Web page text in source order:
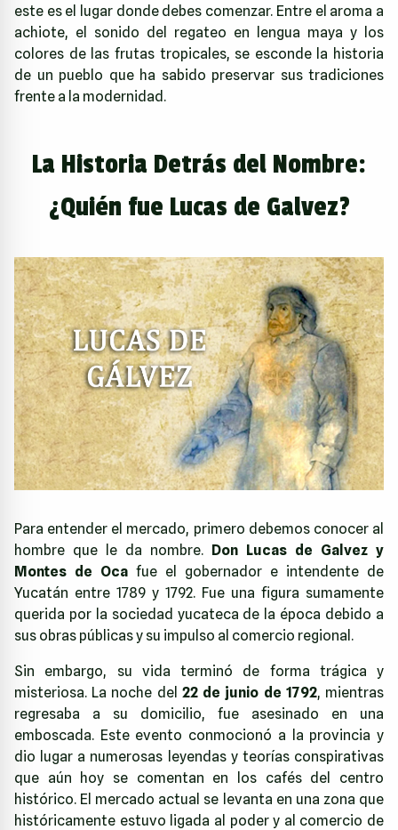
este es el lugar donde debes comenzar. Entre el aroma a
achiote, el sonido del regateo en lengua maya y los
colores de las frutas tropicales, se esconde la historia
de un pueblo que ha sabido preservar sus tradiciones
frente a la modernidad.
La Historia Detrás del Nombre:
¿Quién fue Lucas de Galvez?
Para entender el mercado, primero debemos conocer al
hombre que le da nombre. Don Lucas de Galvez y
Montes de Oca fue el gobernador e intendente de
Yucatán entre 1789 y 1792. Fue una figura sumamente
querida por la sociedad yucateca de la época debido a
sus obras públicas y su impulso al comercio regional.
Sin embargo, su vida terminó de forma trágica y
misteriosa. La noche del 22 de junio de 1792, mientras
regresaba a su domicilio, fue asesinado en una
emboscada. Este evento conmocionó a la provincia y
dio lugar a numerosas leyendas y teorías conspirativas
que aún hoy se comentan en los cafés del centro
histórico. El mercado actual se levanta en una zona que
históricamente estuvo ligada al poder y al comercio de